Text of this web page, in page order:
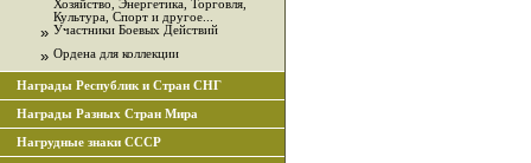
Хозяйство, Энергетика, Торговля,
Культура, Спорт и другое...
» Участники Боевых Действий
» Ордена для коллекции
Награды Республик и Стран СНГ
Награды Разных Стран Мира
Нагрудные знаки СССР